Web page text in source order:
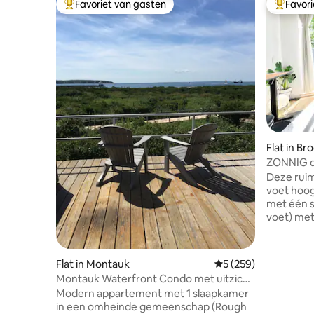
Topfavoriet van gasten
Favoriet van gasten
Flat in Montauk Gemiddelde
5 (259)
Montauk Waterfront Condo met uitzicht
op de zonsondergang
Modern appartement met 1 slaapkamer
in een omheinde gemeenschap (Rough
Flat in
ZONNIG
kantoor
Deze
voet
met één
voet)